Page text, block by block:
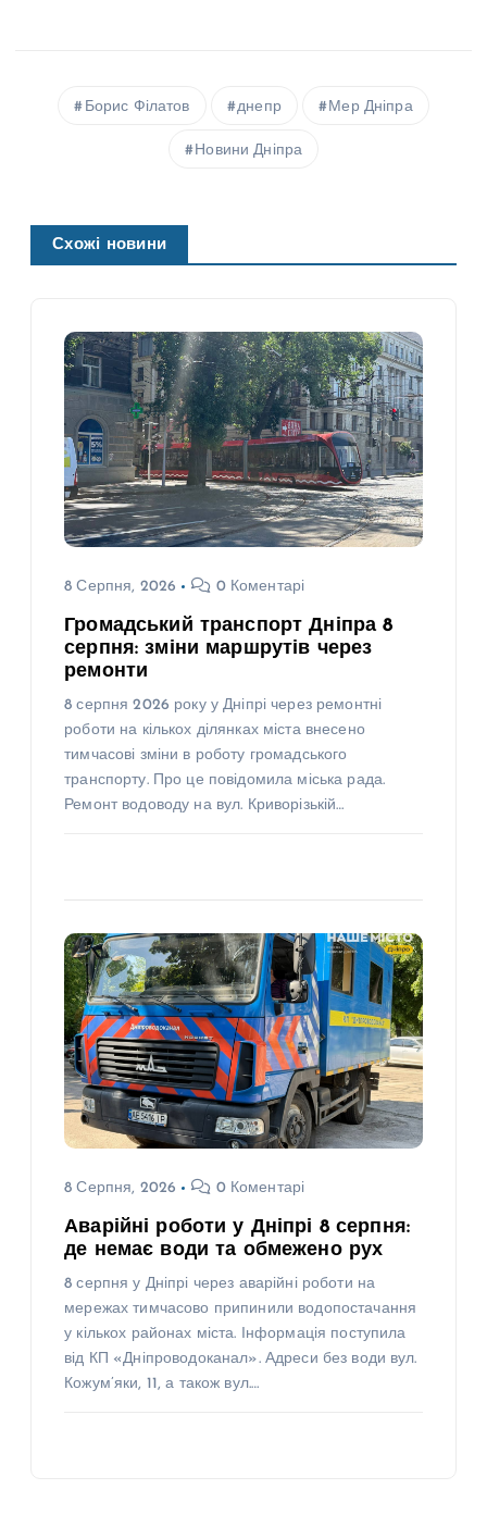
Борис Філатов днепр Мер Дніпра
Новини Дніпра
Схожі новини
8 Серпня, 2026 0 Коментарі
Громадський транспорт Дніпра 8
серпня: зміни маршрутів через
ремонти
8 серпня 2026 року у Дніпрі через ремонтні
роботи на кількох ділянках міста внесено
тимчасові зміни в роботу громадського
транспорту. Про це повідомила міська рада.
Ремонт водоводу на вул. Криворізькій…
8 Серпня, 2026 0 Коментарі
Аварійні роботи у Дніпрі 8 серпня:
де немає води та обмежено рух
8 серпня у Дніпрі через аварійні роботи на
мережах тимчасово припинили водопостачання
у кількох районах міста. Інформація поступила
від КП «Дніпроводоканал». Адреси без води вул.
Кожум’яки, 11, а також вул.…